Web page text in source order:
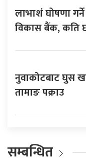
लाभाशं घोषणा
विकास बैंक, कति
नुवाकोटबाट घुस
तामाङ पक्राउ
सम्बन्धित